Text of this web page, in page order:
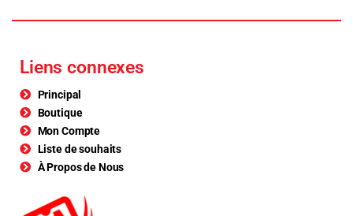
Liens connexes
Principal
Boutique
Mon Compte
Liste de souhaits
À Propos de Nous